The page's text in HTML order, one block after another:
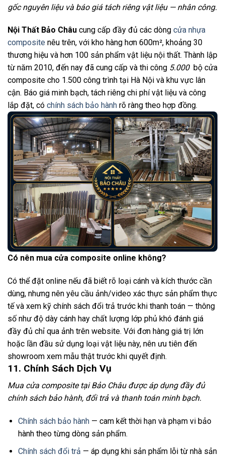
gốc nguyên liệu và báo giá tách riêng vật liệu — nhân công.
Nội Thất Bảo Châu cung cấp đầy đủ các dòng cửa nhựa
composite nêu trên, với kho hàng hơn 600m², khoảng 30
thương hiệu và hơn 100 sản phẩm vật liệu nội thất. Thành lập
từ năm 2010, đến nay đã cung cấp và thi công 5.000 bộ cửa
composite cho 1.500 công trình tại Hà Nội và khu vực lân
cận. Báo giá minh bạch, tách riêng chi phí vật liệu và công
lắp đặt, có chính sách bảo hành rõ ràng theo hợp đồng.
Có nên mua cửa composite online không?
Có thể đặt online nếu đã biết rõ loại cánh và kích thước cần
dùng, nhưng nên yêu cầu ảnh/video xác thực sản phẩm thực
tế và xem kỹ chính sách đổi trả trước khi thanh toán — thông
số như độ dày cánh hay chất lượng lớp phủ khó đánh giá
đầy đủ chỉ qua ảnh trên website. Với đơn hàng giá trị lớn
hoặc lần đầu sử dụng loại vật liệu này, nên ưu tiên đến
showroom xem mẫu thật trước khi quyết định.
11. Chính Sách Dịch Vụ
Mua cửa composite tại Bảo Châu được áp dụng đầy đủ
chính sách bảo hành, đổi trả và thanh toán minh bạch.
Chính sách bảo hành— cam kết thời hạn và phạm vi bảo
hành theo từng dòng sản phẩm.
Chính sách đổi trả — áp dụng khi sản phẩm lỗi từ nhà sản